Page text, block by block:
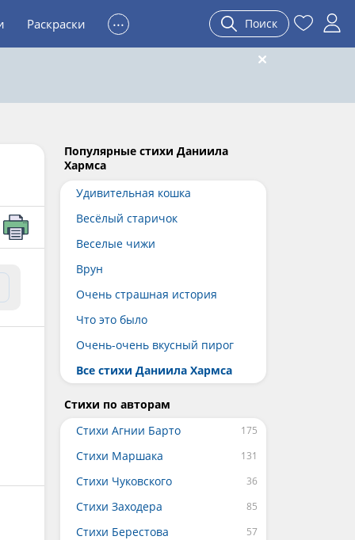
Раскраски ... Поиск
Популярные стихи Даниила
Хармса
Удивительная кошка
Весёлый старичок
Веселые чижи
Врун
Очень страшная история
Что это было
Очень-очень вкусный пирог
Все стихи Даниила Хармса
Стихи по авторам
Стихи Агнии Барто
Стихи Маршака
Стихи Чуковского
Стихи Заходера
Стихи Берестова